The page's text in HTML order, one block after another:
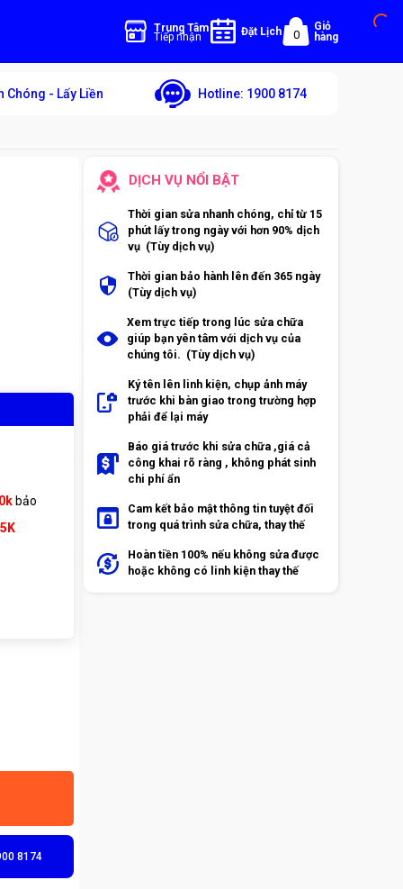
Trung Tâm
Tiếp nhận Đặt Lịch 0
Giỏ
hàng
Chóng - Lấy Liền Hotline: 1900 8174
bảo
8174
DỊCH VỤ NỔI BẬT
Thời gian sửa nhanh chóng, chỉ từ 15
phút lấy trong ngày với hơn 90% dịch
vụ (Tùy dịch vụ)
Thời gian bảo hành lên đến 365 ngày
(Tùy dịch vụ)
Xem trực tiếp trong lúc sửa chữa
giúp bạn yên tâm với dịch vụ của
chúng tôi. (Tùy dịch vụ)
Ký tên lên linh kiện, chụp ảnh máy
trước khi bàn giao trong trường hợp
phải để lại máy
Báo giá trước khi sửa chữa ,giá cả
công khai rõ ràng , không phát sinh
chi phí ẩn
Cam kết bảo mật thông tin tuyệt đối
trong quá trình sửa chữa, thay thế
Hoàn tiền 100% nếu không sửa được
hoặc không có linh kiện thay thế